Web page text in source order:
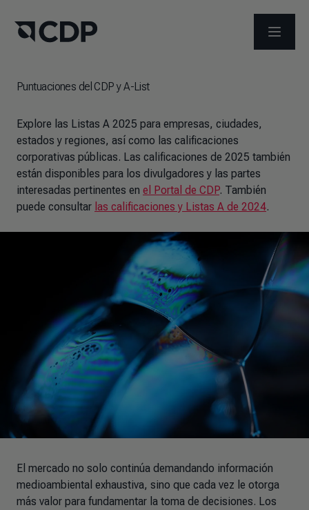
ABRIR
Puntuaciones del CDP y A-List
Explore las Listas A 2025 para empresas, ciudades,
estados y regiones, así como las calificaciones
corporativas públicas. Las calificaciones de 2025 también
están disponibles para los divulgadores y las partes
interesadas pertinentes en el Portal de CDP. También
puede consultar las calificaciones y Listas A de 2024.
El mercado no solo continúa demandando información
medioambiental exhaustiva, sino que cada vez le otorga
más valor para fundamentar la toma de decisiones. Los